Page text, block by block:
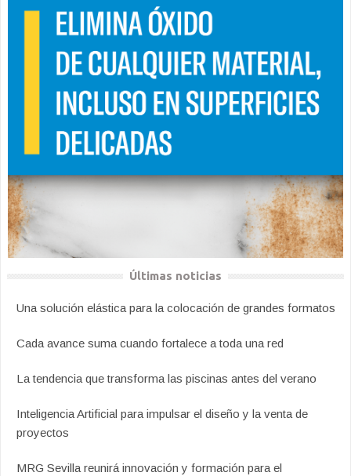
Últimas noticias
Una solución elástica para la colocación de grandes formatos
Cada avance suma cuando fortalece a toda una red
La tendencia que transforma las piscinas antes del verano
Inteligencia Artificial para impulsar el diseño y la venta de
proyectos
MRG Sevilla reunirá innovación y formación para el